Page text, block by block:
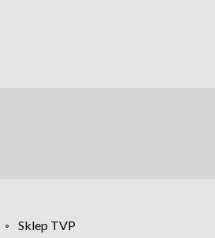
Sklep TVP